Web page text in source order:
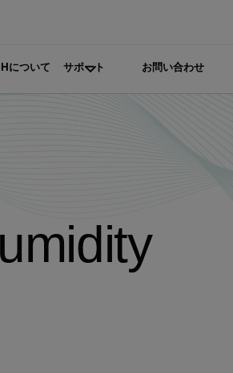
について サポート お問い合わせ